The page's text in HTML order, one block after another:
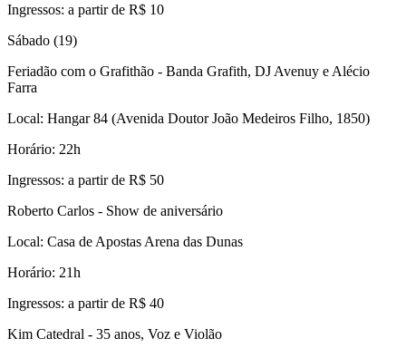
Ingressos: a partir de R$ 10
Sábado (19)
Feriadão com o Grafithão - Banda Grafith, DJ Avenuy e Alécio
Farra
Local: Hangar 84 (Avenida Doutor João Medeiros Filho, 1850)
Horário: 22h
Ingressos: a partir de R$ 50
Roberto Carlos - Show de aniversário
Local: Casa de Apostas Arena das Dunas
Horário: 21h
Ingressos: a partir de R$ 40
Kim Catedral - 35 anos, Voz e Violão